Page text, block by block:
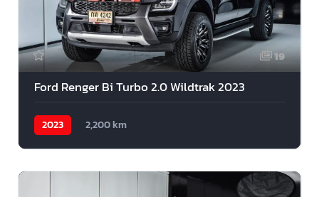
19
Ford Renger Bi Turbo 2.0 Wildtrak 2023
2023 2,200 km